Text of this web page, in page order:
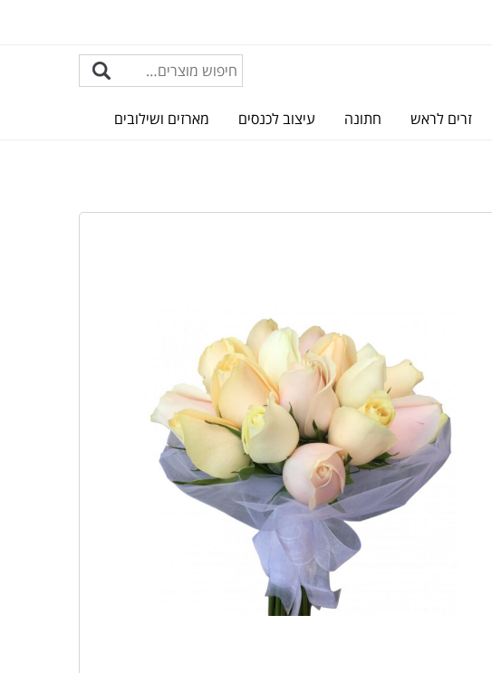
זרים לראש חתונה עיצוב לכנסים מארזים ושילובים